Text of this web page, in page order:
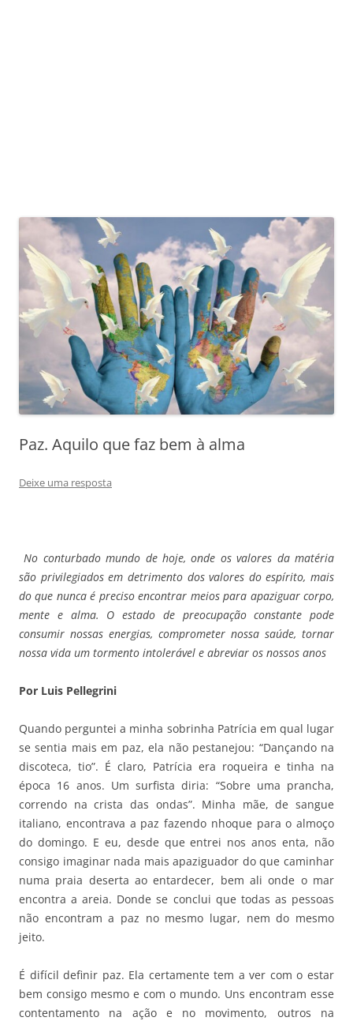
Paz. Aquilo que faz bem à alma
Deixe uma resposta
No conturbado mundo de hoje, onde os valores da matéria
são privilegiados em detrimento dos valores do espírito, mais
do que nunca é preciso encontrar meios para apaziguar corpo,
mente e alma. O estado de preocupação constante pode
consumir nossas energias, comprometer nossa saúde, tornar
nossa vida um tormento intolerável e abreviar os nossos anos
Por Luis Pellegrini
Quando perguntei a minha sobrinha Patrícia em qual lugar
se sentia mais em paz, ela não pestanejou: “Dançando na
discoteca, tio”. É claro, Patrícia era roqueira e tinha na
época 16 anos. Um surfista diria: “Sobre uma prancha,
correndo na crista das ondas”. Minha mãe, de sangue
italiano, encontrava a paz fazendo nhoque para o almoço
do domingo. E eu, desde que entrei nos anos enta, não
consigo imaginar nada mais apaziguador do que caminhar
numa praia deserta ao entardecer, bem ali onde o mar
encontra a areia. Donde se conclui que todas as pessoas
não encontram a paz no mesmo lugar, nem do mesmo
jeito.
É difícil definir paz. Ela certamente tem a ver com o estar
bem consigo mesmo e com o mundo. Uns encontram esse
contentamento na ação e no movimento, outros na